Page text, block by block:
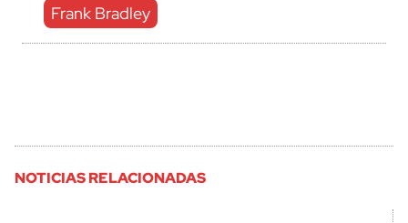
Frank Bradley
NOTICIAS RELACIONADAS